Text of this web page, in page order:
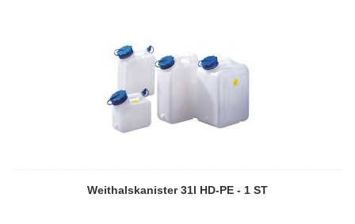
Weithalskanister 31l HD-PE - 1 ST